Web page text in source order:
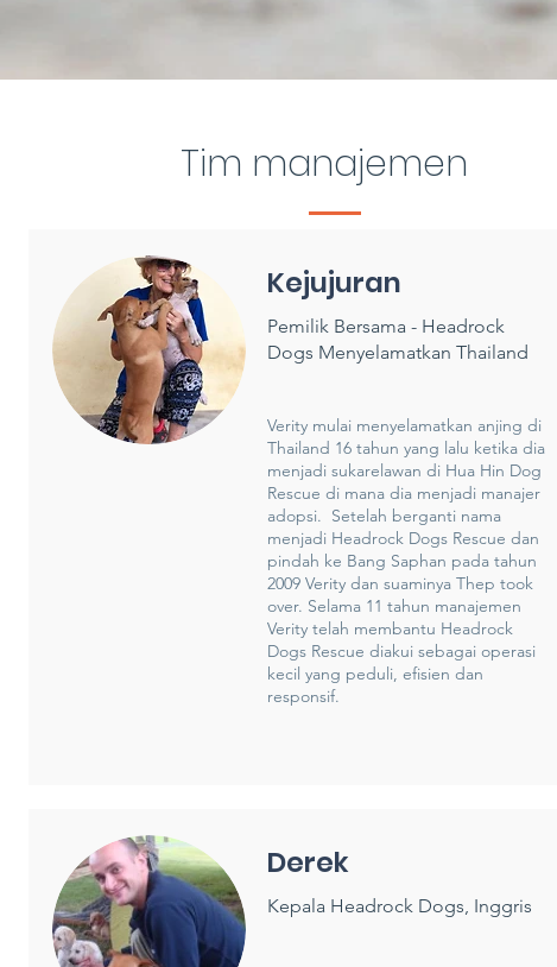
Tim manajemen
Kejujuran
Pemilik Bersama - Headrock
Dogs Menyelamatkan Thailand
Verity mulai menyelamatkan anjing di
Thailand 16 tahun yang lalu ketika dia
menjadi sukarelawan di Hua Hin Dog
Rescue di mana dia menjadi manajer
adopsi. Setelah berganti nama
menjadi Headrock Dogs Rescue dan
pindah ke Bang Saphan pada tahun
2009 Verity dan suaminya Thep took
over. Selama 11 tahun manajemen
Verity telah membantu Headrock
Dogs Rescue diakui sebagai operasi
kecil yang peduli, efisien dan
responsif.
Derek
Kepala Headrock Dogs, Inggris